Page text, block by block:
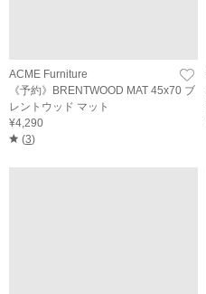
ACME Furniture
《予約》BRENTWOOD MAT 45x70 ブ
レントウッド マット
¥4,290
(3)